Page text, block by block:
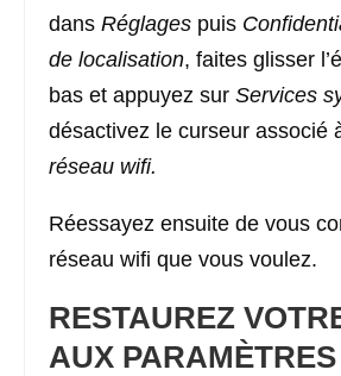
dans Réglages puis
de localisation, faites glisser
bas et appuyez sur Services
désactivez le curseur associé
réseau wifi.
Réessayez ensuite de vous
réseau wifi que vous voulez.
RESTAUREZ
AUX PARAMÈTRES